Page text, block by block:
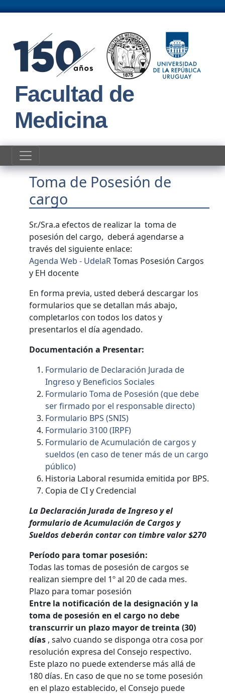
Facultad de
Medicina
Toma de Posesión de
cargo
Sr./Sra.a efectos de realizar la toma de
posesión del cargo, deberá agendarse a
través del siguiente enlace:
Agenda Web - UdelaRTomas Posesión Cargos
y EH docente
En forma previa, usted deberá descargar los
formularios que se detallan más abajo,
completarlos con todos los datos y
presentarlos el día agendado.
Documentación a Presentar:
Formulario de Declaración Jurada de
Ingreso y Beneficios Sociales
Formulario Toma de Posesión (que debe
ser firmado por el responsable directo)
Formulario BPS (SNIS)
Formulario 3100 (IRPF)
Formulario de Acumulación de cargos y
sueldos (en caso de tener más de un cargo
público)
Historia Laboral resumida emitida por BPS.
Copia de CI y Credencial
La Declaración Jurada de Ingreso y el
formulario de Acumulación de Cargos y
Sueldos deberán contar con timbre valor $270
Período para tomar posesión:
Todas las tomas de posesión de cargos se
realizan siempre del 1º al 20 de cada mes.
Plazo para tomar posesión
Entre la notificación de la designación y la
toma de posesión en el cargo no debe
transcurrir un plazo mayor de treinta (30)
días , salvo cuando se disponga otra cosa por
resolución expresa del Consejo respectivo.
Este plazo no puede extenderse más allá de
180 días. En caso de que no se tome posesión
en el plazo establecido, el Consejo puede